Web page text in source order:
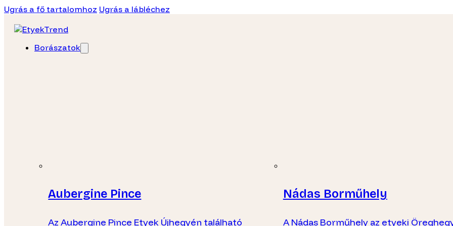
Ugrás a fő tartalomhoz Ugrás a lábléchez
Borászatok
Aubergine Pince
Az Aubergine Pince Etyek Újhegyén található
Nádas Borműhely
A Nádas Borműhely az etyeki